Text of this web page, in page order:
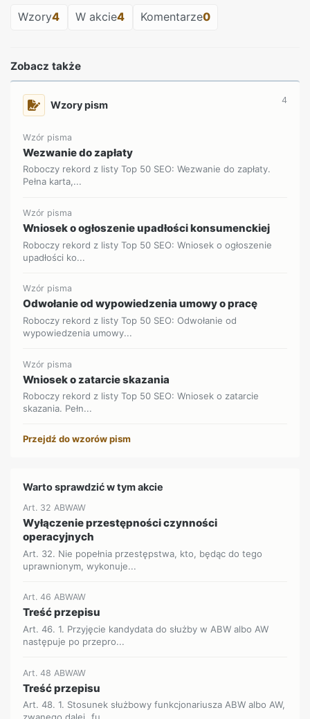
Wzory4 W akcie4 Komentarze0
Zobacz także
Wzory pism 4
Wzór pisma
Wezwanie do zapłaty
Roboczy rekord z listy Top 50 SEO: Wezwanie do zapłaty.
Pełna karta,...
Wzór pisma
Wniosek o ogłoszenie upadłości konsumenckiej
Roboczy rekord z listy Top 50 SEO: Wniosek o ogłoszenie
upadłości ko...
Wzór pisma
Odwołanie od wypowiedzenia umowy o pracę
Roboczy rekord z listy Top 50 SEO: Odwołanie od
wypowiedzenia umowy...
Wzór pisma
Wniosek o zatarcie skazania
Roboczy rekord z listy Top 50 SEO: Wniosek o zatarcie
skazania. Pełn...
Przejdź do wzorów pism
Warto sprawdzić w tym akcie
Art. 32 ABWAW
Wyłączenie przestępności czynności
operacyjnych
Art. 32. Nie popełnia przestępstwa, kto, będąc do tego
uprawnionym, wykonuje...
Art. 46 ABWAW
Treść przepisu
Art. 46. 1. Przyjęcie kandydata do służby w ABW albo AW
następuje po przepro...
Art. 48 ABWAW
Treść przepisu
Art. 48. 1. Stosunek służbowy funkcjonariusza ABW albo AW,